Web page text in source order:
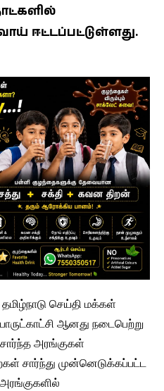
ஈட்டப்பட்டுள்ளது.
செய்தி மக்கள்
ஆனது நடைபெற்று
சார்ந்த அரங்குகள்
சார்ந்து முன்னெடுக்கப்பட்ட